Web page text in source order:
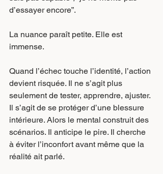
d’essayer encore”.
La nuance paraît petite. Elle est
immense.
Quand l’échec touche l’identité, l’action
devient risquée. Il ne s’agit plus
seulement de tester, apprendre, ajuster.
Il s’agit de se protéger d’une blessure
intérieure. Alors le mental construit des
scénarios. Il anticipe le pire. Il cherche
à éviter l’inconfort avant même que la
réalité ait parlé.